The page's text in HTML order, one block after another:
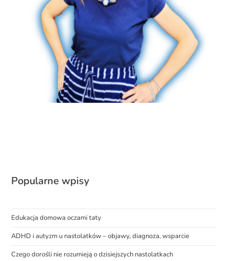
Popularne wpisy
Edukacja domowa oczami taty
ADHD i autyzm u nastolatków – objawy, diagnoza, wsparcie
Czego dorośli nie rozumieją o dzisiejszych nastolatkach